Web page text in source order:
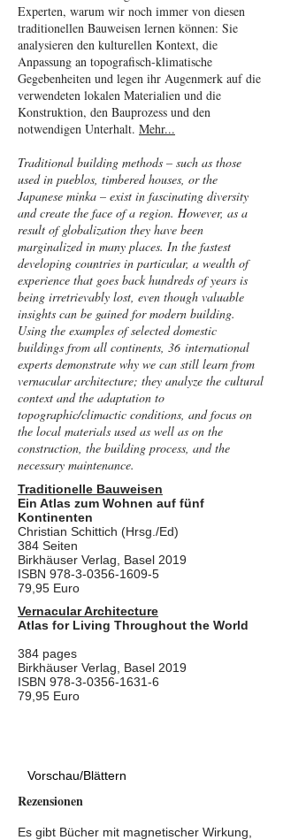
Experten, warum wir noch immer von diesen
traditionellen Bauweisen lernen können: Sie
analysieren den kulturellen Kontext, die
Anpassung an topografisch-klimatische
Gegebenheiten und legen ihr Augenmerk auf die
verwendeten lokalen Materialien und die
Konstruktion, den Bauprozess und den
notwendigen Unterhalt. Mehr...
Traditional building methods – such as those
used in pueblos, timbered houses, or the
Japanese minka – exist in fascinating diversity
and create the face of a region. However, as a
result of globalization they have been
marginalized in many places. In the fastest
developing countries in particular, a wealth of
experience that goes back hundreds of years is
being irretrievably lost, even though valuable
insights can be gained for modern building.
Using the examples of selected domestic
buildings from all continents, 36 international
experts demonstrate why we can still learn from
vernacular architecture; they analyze the cultural
context and the adaptation to
topographic/climactic conditions, and focus on
the local materials used as well as on the
construction, the building process, and the
necessary maintenance.
Traditionelle Bauweisen
Ein Atlas zum Wohnen auf fünf
Kontinenten
Christian Schittich (Hrsg./Ed)
384 Seiten
Birkhäuser Verlag , Basel 2019
ISBN 978-3-0356-1609-5
79,95 Euro
Vernacular Architecture
Atlas for Living Throughout the World
384 pages
Birkhäuser Verlag , Basel 2019
ISBN 978-3-0356-1631-6
79,95 Euro
Vorschau/Blättern
Rezensionen
Es gibt Bücher mit magnetischer Wirkung,